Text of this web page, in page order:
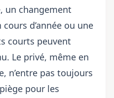
un changement
d’année ou une
courts peuvent
Le privé, même en
n’entre pas toujours
pour les